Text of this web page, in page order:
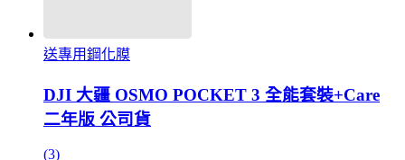
送專用鋼化膜
DJI 大疆 OSMO POCKET 3 全能套裝+Care
二年版 公司貨
(3)